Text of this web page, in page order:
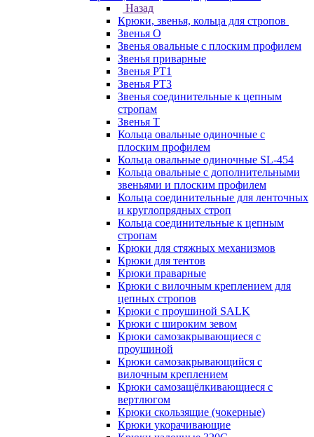
Назад
Крюки, звенья, кольца для стропов
Звенья О
Звенья овальные с плоским профилем
Звенья приварные
Звенья РТ1
Звенья РТ3
Звенья соединительные к цепным
стропам
Звенья Т
Кольца овальные одиночные c
плоским профилем
Кольца овальные одиночные SL-454
Кольца овальные с дополнительными
звеньями и плоским профилем
Кольца соединительные для ленточных
и круглопрядных строп
Кольца соединительные к цепным
стропам
Крюки для стяжных механизмов
Крюки для тентов
Крюки праварные
Крюки с вилочным креплением для
цепных стропов
Крюки с проушиной SALK
Крюки с широким зевом
Крюки самозакрывающиеся с
проушиной
Крюки самозакрывающийся с
вилочным креплением
Крюки самозащёлкивающиеся с
вертлюгом
Крюки скользящие (чокерные)
Крюки укорачивающие